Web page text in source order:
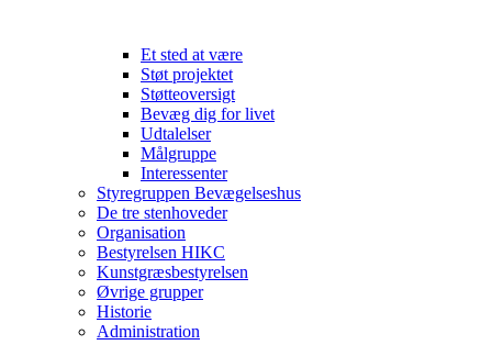
Et sted at være
Støt projektet
Støtteoversigt
Bevæg dig for livet
Udtalelser
Målgruppe
Interessenter
Styregruppen Bevægelseshus
De tre stenhoveder
Organisation
Bestyrelsen HIKC
Kunstgræsbestyrelsen
Øvrige grupper
Historie
Administration